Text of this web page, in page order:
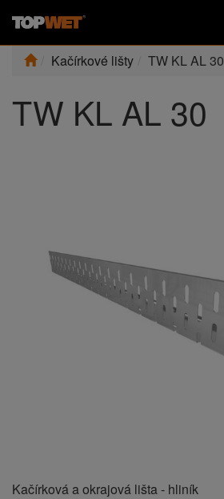
Kačírkové lišty
TW KL AL 30
TW KL AL 30
Kačírková a okrajová lišta - hliník